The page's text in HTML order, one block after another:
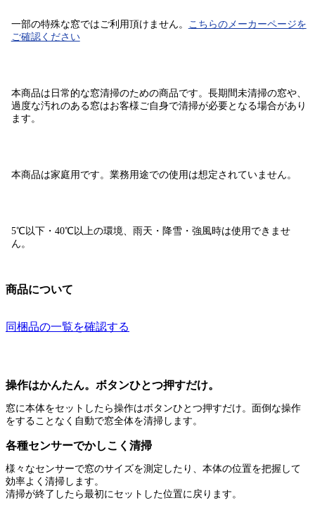
一部の特殊な窓ではご利用頂けません。 こちらのメーカーページを
ご確認ください
本商品は日常的な窓清掃のための商品です。 長期間未清掃の窓や、
過度な汚れのある窓はお客様ご自身で清掃が必要となる場合があり
ます。
本商品は家庭用です。 業務用途での使用は想定されていません。
5℃以下・40℃以上の環境、雨天・降雪・強風時は使用できませ
ん。
商品について
同梱品の一覧を確認する
操作はかんたん。ボタンひとつ押すだけ。
窓に本体をセットしたら操作はボタンひとつ押すだけ。面倒な操作
をすることなく自動で窓全体を清掃します。
各種センサーでかしこく清掃
様々なセンサーで窓のサイズを測定したり、本体の位置を把握して
効率よく清掃します。
清掃が終了したら最初にセットした位置に戻ります。